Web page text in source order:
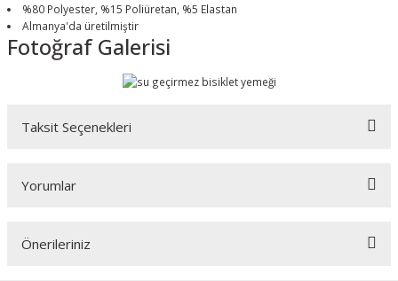
%80 Polyester, %15 Poliüretan, %5 Elastan
Almanya'da üretilmiştir
Fotoğraf Galerisi
Taksit Seçenekleri
Yorumlar
Önerileriniz